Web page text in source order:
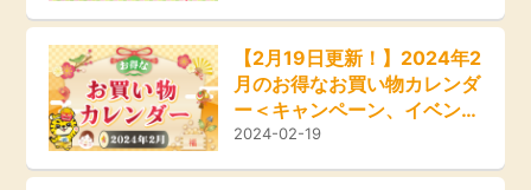
【2月19日更新！】2024年2
月のお得なお買い物カレンダ
ー＜キャンペーン、イベン
ト、セール情報＞
2024-02-19